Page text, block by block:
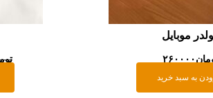
موبایل
۲۶۰۰۰۰
به سبد خرید